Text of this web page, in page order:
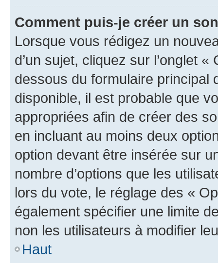
Comment puis-je créer un
Lorsque vous rédigez un
d’un sujet, cliquez sur l’onglet
dessous du formulaire principal
disponible, il est probable que
appropriées afin de créer des
en incluant au moins deux
option devant être insérée sur
nombre d’options que les
lors du vote, le réglage des «
également spécifier une limite
non les utilisateurs à modifier
Haut